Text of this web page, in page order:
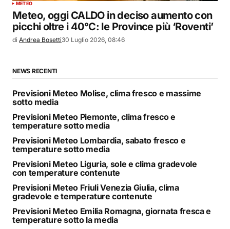
METEO
Meteo, oggi CALDO in deciso aumento con
picchi oltre i 40°C: le Province più ‘Roventi’
di Andrea Bosetti30 Luglio 2026, 08:46
NEWS RECENTI
Previsioni Meteo Molise, clima fresco e massime
sotto media
Previsioni Meteo Piemonte, clima fresco e
temperature sotto media
Previsioni Meteo Lombardia, sabato fresco e
temperature sotto media
Previsioni Meteo Liguria, sole e clima gradevole
con temperature contenute
Previsioni Meteo Friuli Venezia Giulia, clima
gradevole e temperature contenute
Previsioni Meteo Emilia Romagna, giornata fresca e
temperature sotto la media